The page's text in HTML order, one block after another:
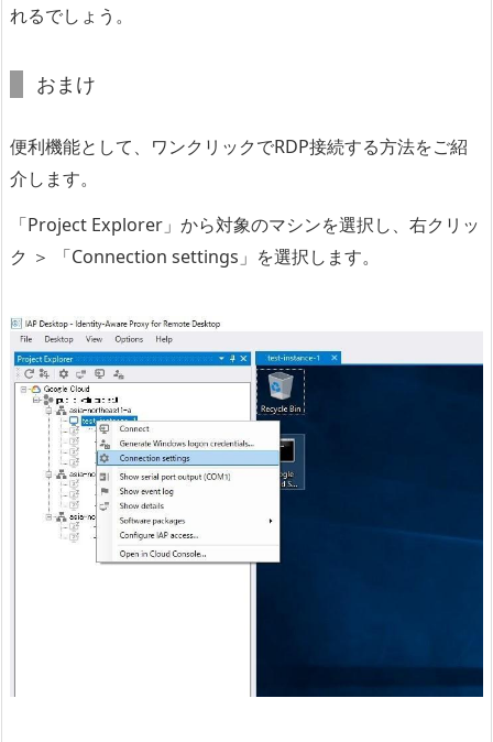
れるでしょう。
おまけ
便利機能として、ワンクリックでRDP接続する方法をご紹
介します。
「Project Explorer」から対象のマシンを選択し、右クリッ
ク ＞ 「Connection settings」を選択します。